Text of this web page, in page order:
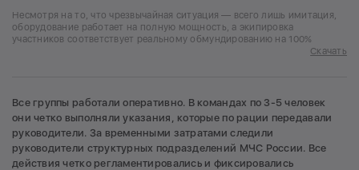
Несмотря на то, что чрезвычайная ситуация — всего лишь имитация,
оборудование работает на полную мощность, а экипировка
участников соответствует реальному обмундированию на 100%
Скачать
Все группы работали оперативно. В командах по 3-5 человек
они четко выполняли указания, которые по рации передавали
руководители. За временными затратами следили
руководители структурных подразделений МЧС России. Все
действия четко регламентировались и фиксировались